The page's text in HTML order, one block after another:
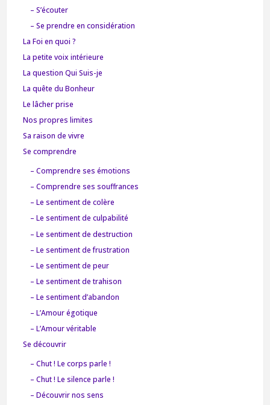
– S’écouter
– Se prendre en considération
La Foi en quoi ?
La petite voix intérieure
La question Qui Suis-je
La quête du Bonheur
Le lâcher prise
Nos propres limites
Sa raison de vivre
Se comprendre
– Comprendre ses émotions
– Comprendre ses souffrances
– Le sentiment de colère
– Le sentiment de culpabilité
– Le sentiment de destruction
– Le sentiment de frustration
– Le sentiment de peur
– Le sentiment de trahison
– Le sentiment d’abandon
– L’Amour égotique
– L’Amour véritable
Se découvrir
– Chut ! Le corps parle !
– Chut ! Le silence parle !
– Découvrir nos sens